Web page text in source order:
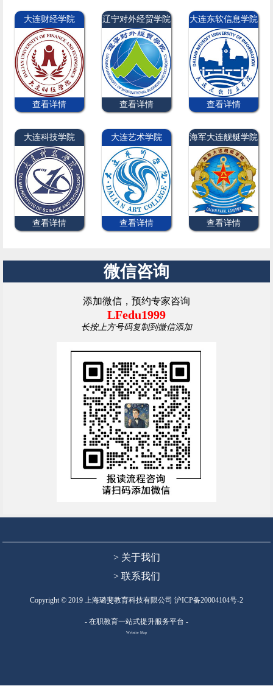
大连财经学院
查看详情
辽宁对外经贸学院
查看详情
大连东软信息学院
查看详情
大连科技学院
查看详情
大连艺术学院
查看详情
海军大连舰艇学院
查看详情
微信咨询
添加微信，预约专家咨询
LFedu1999
长按上方号码复制到微信添加
> 关于我们
> 联系我们
Copyright © 2019 上海璐斐教育科技有限公司 沪ICP备20004104号-2
- 在职教育一站式提升服务平台 -
Website Map